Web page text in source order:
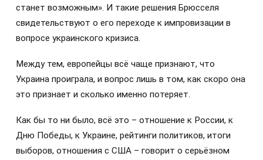
станет возможным». И такие решения Брюсселя
свидетельствуют о его переходе к импровизации в
вопросе украинского кризиса.
Между тем, европейцы всё чаще признают, что
Украина проиграла, и вопрос лишь в том, как скоро она
это признает и сколько именно потеряет.
Как бы то ни было, всё это – отношение к России, к
Дню Победы, к Украине, рейтинги политиков, итоги
выборов, отношения с США – говорит о серьёзном